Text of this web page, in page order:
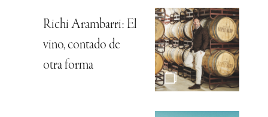
Richi Arambarri: El
vino, contado de
otra forma